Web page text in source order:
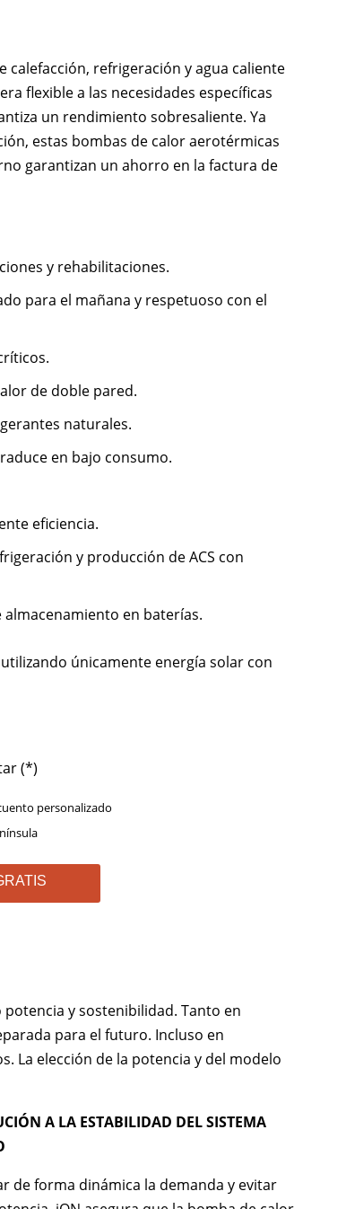
calefacción, refrigeración y agua caliente
flexible a las necesidades específicas
un rendimiento sobresaliente. Ya
estas bombas de calor aerotérmicas
garantizan un ahorro en la factura de
y rehabilitaciones.
para el mañana y respetuoso con el
de doble pared.
naturales.
en bajo consumo.
eficiencia.
y producción de ACS con
en baterías.
únicamente energía solar con
(*)
personalizado
potencia y sostenibilidad. Tanto en
para el futuro. Incluso en
La elección de la potencia y del modelo
A LA ESTABILIDAD DEL SISTEMA
de forma dinámica la demanda y evitar